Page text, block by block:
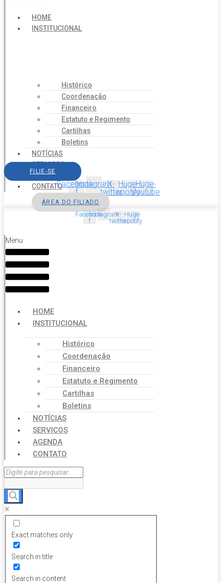
HOME
INSTITUCIONAL
Histórico
Coordenação
Financeiro
Estatuto e Regimento
Cartilhas
Boletins
NOTÍCIAS
SERVIÇOS
AGENDA
CONTATO
FILIE-SE
Facebook-
f
InstagramX-
twitter
Huge-
spotify
Huge-
youtube
ÁREA DO FILIADO
Facebook-
f
InstagramX-
twitter
Huge-
spotify
Menu
HOME
INSTITUCIONAL
Histórico
Coordenação
Financeiro
Estatuto e Regimento
Cartilhas
Boletins
NOTÍCIAS
SERVIÇOS
AGENDA
CONTATO
Exact matches only
Search in title
Search in content